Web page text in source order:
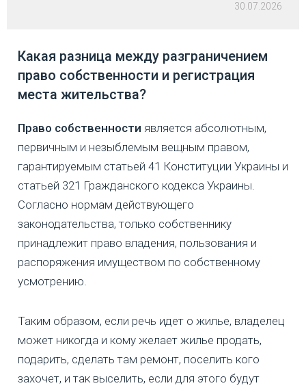
30.07.2026
Какая разница между разграничением
право собственности и регистрация
места жительства?
Право собственности является абсолютным,
первичным и незыблемым вещным правом,
гарантируемым статьей 41 Конституции Украины и
статьей 321 Гражданского кодекса Украины.
Согласно нормам действующего
законодательства, только собственнику
принадлежит право владения, пользования и
распоряжения имуществом по собственному
усмотрению.
Таким образом, если речь идет о жилье, владелец
может никогда и кому желает жилье продать,
подарить, сделать там ремонт, поселить кого
захочет, и так выселить, если для этого будут